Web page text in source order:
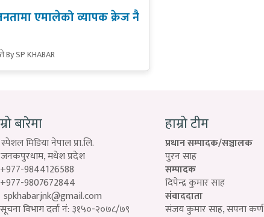
एमालेको व्यापक क्रेज नै
By SP KHABAR
बारेमा
मिडिया नेपाल प्रा.लि.
जनकपुरधाम, मधेश प्रदेश
9844126588
9807672844
spkhabarjnk@gmail.com
विभाग दर्ता नं: ३१५०-२०७८/७९
हाम्रो टीम
प्रधान सम्पादक/सञ्चालक
पुरन साह
सम्पादक
दिपेन्द्र कुमार साह
संवाददाता
संजय कुमार साह, सपना कर्ण